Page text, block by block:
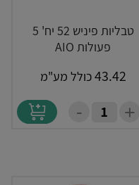
טבליות פיניש 52 יח' 5
פעולות AIO
43.42כולל מע"מ
+
-